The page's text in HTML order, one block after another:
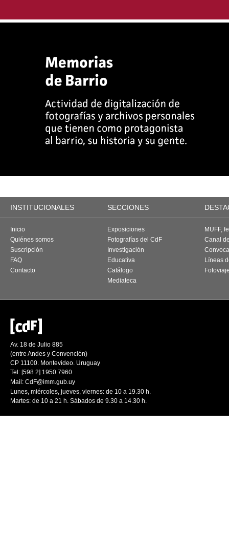
INSTITUCIONALES SECCIONES
Inicio
Quiénes somos
Suscripción
FAQ
Contacto
Exposiciones
Fotografías del CdF
Investigación
Educativa
Catálogo
Mediateca
MUFF,
Canal
Líneas
Av. 18 de Julio 885
(entre Andes y Convención)
CP 11100. Montevideo. Uruguay
Tel: [598 2] 1950 7960
Mail: CdF@imm.gub.uy
Lunes, miércoles, jueves, viernes: de 10 a 19.30 h.
Martes: de 10 a 21 h. Sábados de 9.30 a 14.30 h.